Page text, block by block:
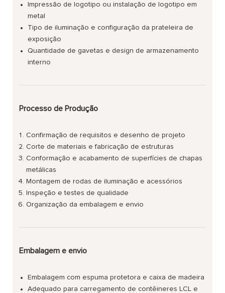
Impressão de logotipo ou instalação de logotipo em
metal
Tipo de iluminação e configuração da prateleira de
exposição
Quantidade de gavetas e design de armazenamento
interno
Processo de Produção
Confirmação de requisitos e desenho de projeto
Corte de materiais e fabricação de estruturas
Conformação e acabamento de superfícies de chapas
metálicas
Montagem de rodas de iluminação e acessórios
Inspeção e testes de qualidade
Organização da embalagem e envio
Embalagem e envio
Embalagem com espuma protetora e caixa de madeira
Adequado para carregamento de contêineres LCL e